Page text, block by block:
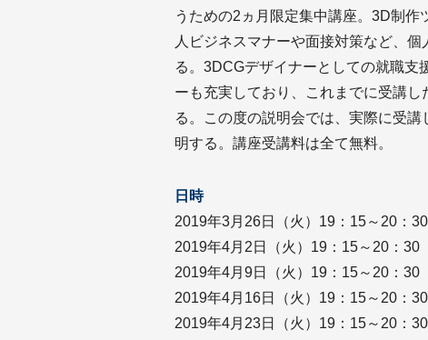
うための2ヵ月限定集中講座。3D制作
人ビジネスマナーや面接対策など、
る。3DCGデザイナーとしての就職支
ーも充実しており、これまでに受講
る。この度の説明会では、実際に受
明する。講座受講料は全て無料。
日時
2019年3月26日（火）19：15～20：
2019年4月2日（火）19：15～20：30
2019年4月9日（火）19：15～20：30
2019年4月16日（火）19：15～20：
2019年4月23日（火）19：15～20：